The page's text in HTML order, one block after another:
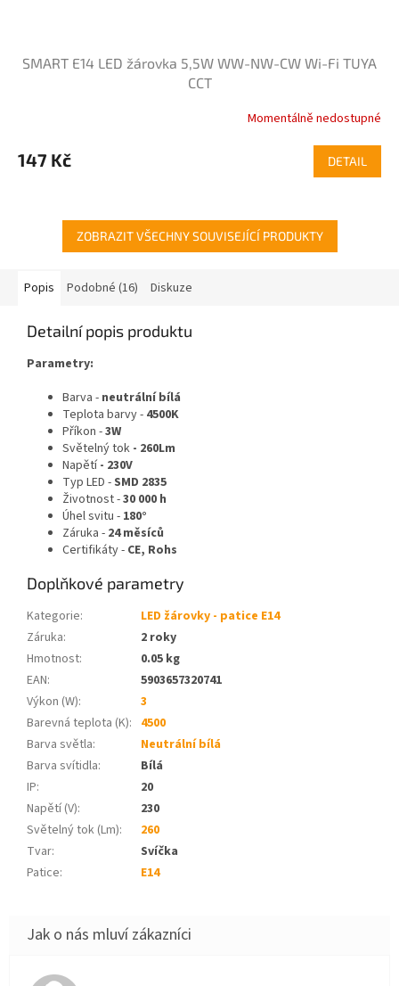
SMART E14 LED žárovka 5,5W WW-NW-CW Wi-Fi TUYA
CCT
Momentálně nedostupné
147 Kč DETAIL
ZOBRAZIT VŠECHNY SOUVISEJÍCÍ PRODUKTY
Popis Podobné (16) Diskuze
Detailní popis produktu
Parametry:
Barva - neutrální bílá
Teplota barvy - 4500K
Příkon -3W
Světelný tok - 260Lm
Napětí- 230V
Typ LED -SMD 2835
Životnost -30 000 h
Úhel svitu - 180°
Záruka - 24 měsíců
Certifikáty - CE, Rohs
Doplňkové parametry
Kategorie:
LED žárovky - patice E14
Záruka:
2 roky
Hmotnost:
0.05 kg
EAN:
5903657320741
Výkon (W):
3
Barevná teplota (K): 4500
Barva světla:
Neutrální bílá
Barva svítidla:
Bílá
IP:
20
Napětí (V):
230
Světelný tok (Lm):
260
Tvar:
Svíčka
Patice: E14